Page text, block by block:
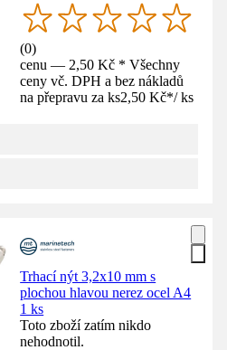
(0)
cenu — 2,50 Kč * Všechny
ceny vč. DPH a bez nákladů
na přepravu za ks2,50 Kč*/ ks
Trhací nýt 3,2x10 mm s
plochou hlavou nerez ocel A4
1 ks
Toto zboží zatím nikdo
nehodnotil.